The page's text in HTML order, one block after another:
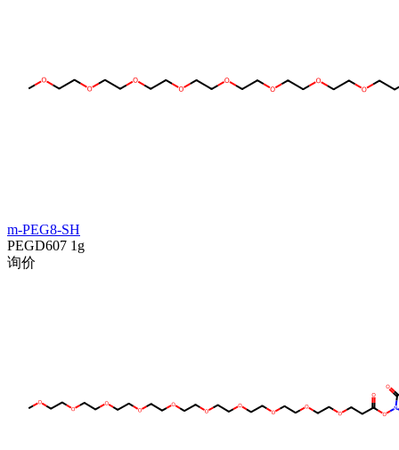
m-PEG8-SH
PEGD607 1g
询价